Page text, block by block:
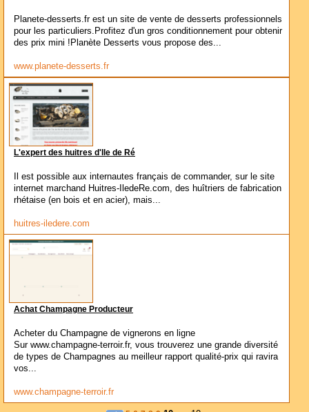
Planete-desserts.fr est un site de vente de desserts professionnels
pour les particuliers.Profitez d'un gros conditionnement pour obtenir
des prix mini !Planète Desserts vous propose des...
www.planete-desserts.fr
L'expert des huitres d'Ile de Ré
Il est possible aux internautes français de commander, sur le site
internet marchand Huitres-IledeRe.com, des huîtriers de fabrication
rhétaise (en bois et en acier), mais...
huitres-iledere.com
Achat Champagne Producteur
Acheter du Champagne de vignerons en ligne
Sur www.champagne-terroir.fr, vous trouverez une grande diversité
de types de Champagnes au meilleur rapport qualité-prix qui ravira
vos...
www.champagne-terroir.fr